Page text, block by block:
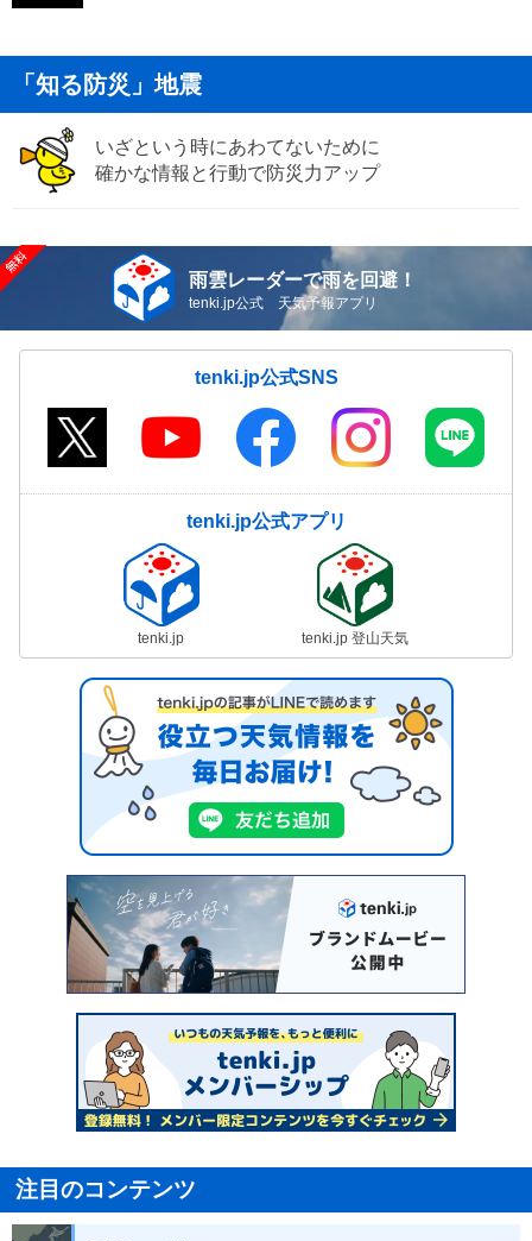
「知る防災」地震
いざという時にあわてないために
確かな情報と行動で防災力アップ
雨雲レーダーで雨を回避！
tenki.jp公式 天気予報アプリ
tenki.jp公式SNS
tenki.jp公式アプリ
tenki.jp tenki.jp 登山天気
注目のコンテンツ